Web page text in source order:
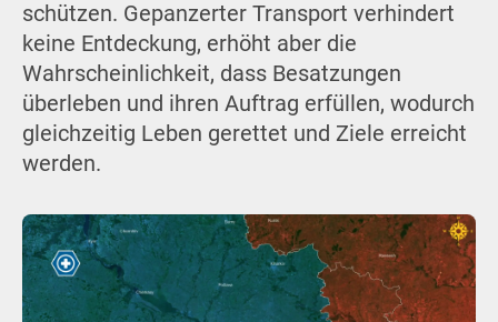
schützen. Gepanzerter Transport verhindert
keine Entdeckung, erhöht aber die
Wahrscheinlichkeit, dass Besatzungen
überleben und ihren Auftrag erfüllen, wodurch
gleichzeitig Leben gerettet und Ziele erreicht
werden.